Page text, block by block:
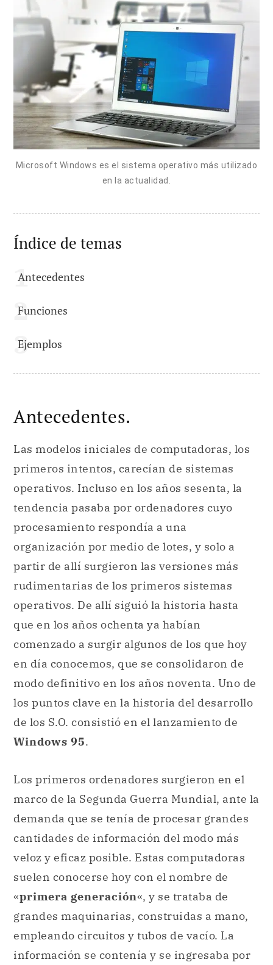
Microsoft Windows es el sistema operativo más utilizado
en la actualidad.
Índice de temas
Antecedentes
Funciones
Ejemplos
Antecedentes.
Las modelos iniciales de computadoras, los
primeros intentos, carecían de sistemas
operativos. Incluso en los años sesenta, la
tendencia pasaba por ordenadores cuyo
procesamiento respondía a una
organización por medio de lotes, y solo a
partir de allí surgieron las versiones más
rudimentarias de los primeros sistemas
operativos. De allí siguió la historia hasta
que en los años ochenta ya habían
comenzado a surgir algunos de los que hoy
en día conocemos, que se consolidaron de
modo definitivo en los años noventa. Uno de
los puntos clave en la historia del desarrollo
de los S.O. consistió en el lanzamiento de
Windows 95.
Los primeros ordenadores surgieron en el
marco de la Segunda Guerra Mundial, ante la
demanda que se tenía de procesar grandes
cantidades de información del modo más
veloz y eficaz posible. Estas computadoras
suelen conocerse hoy con el nombre de
«primera generación«, y se trataba de
grandes maquinarias, construidas a mano,
empleando circuitos y tubos de vacío. La
información se contenía y se ingresaba por